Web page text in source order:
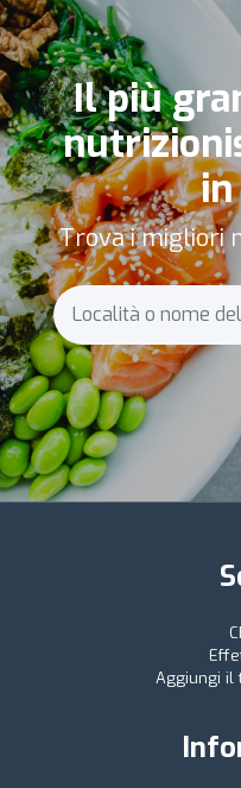
Il più
Trova i migliori
Aggiungi il